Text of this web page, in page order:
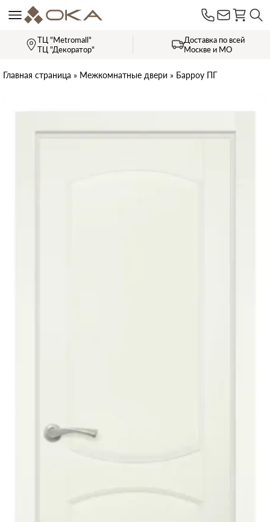
ТЦ "Metromall"
ТЦ "Декоратор"
Доставка по всей
Москве и МО
Главная страница » Межкомнатные двери » Барроу ПГ